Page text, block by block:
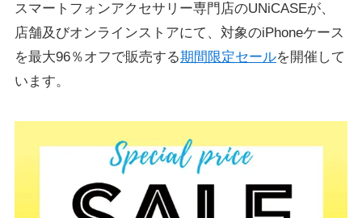
スマートフォンアクセサリー専門店のUNiCASEが、
店舗及びオンラインストアにて、対象のiPhoneケース
を最大96％オフで販売する期間限定セールを開催して
います。